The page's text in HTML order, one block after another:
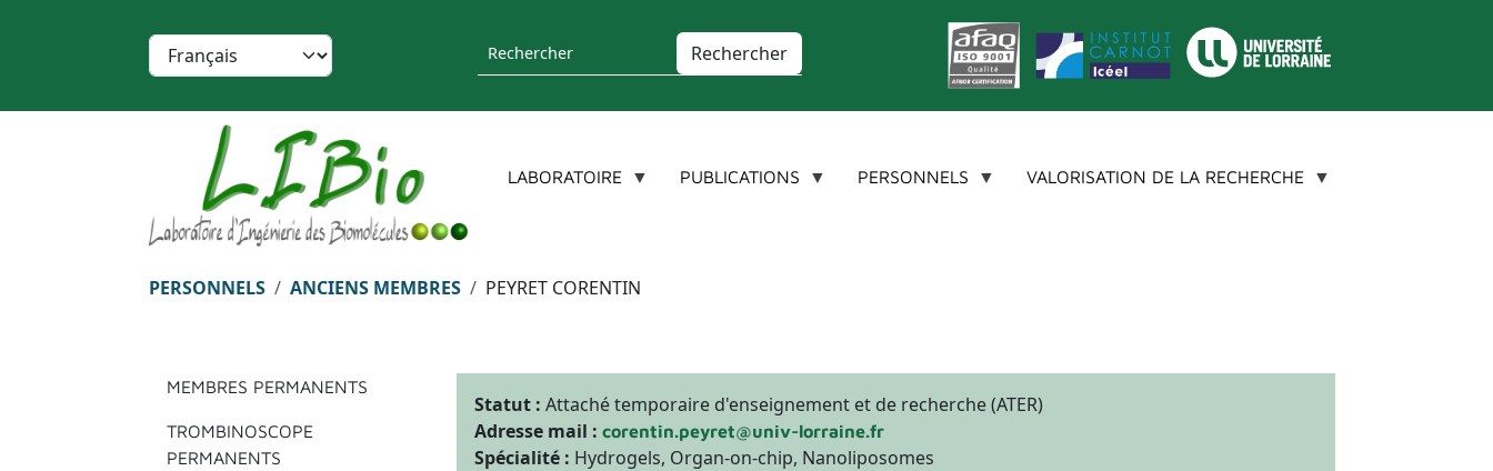
Select your language
Rechercher
LABORATOIRE PUBLICATIONS PERSONNELS VALORISATION DE LA RECHERCHE
Fil d'Ariane
PERSONNELS ANCIENS MEMBRES PEYRET CORENTIN
Menu principal
MEMBRES PERMANENTS
TROMBINOSCOPE
PERMANENTS
Statut : Attaché temporaire d'enseignement et de recherche (ATER)
Adresse mail :corentin.peyret@univ-lorraine.fr
Spécialité : Hydrogels, Organ-on-chip, Nanoliposomes